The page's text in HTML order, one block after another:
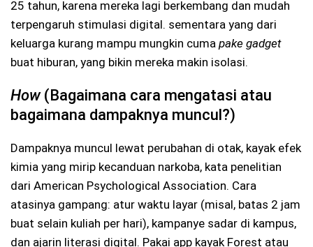
25 tahun, karena mereka lagi berkembang dan mudah
terpengaruh stimulasi digital. sementara yang dari
keluarga kurang mampu mungkin cuma pake gadget
buat hiburan, yang bikin mereka makin isolasi.
How(Bagaimana cara mengatasi atau
bagaimana dampaknya muncul?)
Dampaknya muncul lewat perubahan di otak, kayak efek
kimia yang mirip kecanduan narkoba, kata penelitian
dari American Psychological Association. Cara
atasinya gampang: atur waktu layar (misal, batas 2 jam
buat selain kuliah per hari), kampanye sadar di kampus,
dan ajarin literasi digital. Pakai app kayak Forest atau